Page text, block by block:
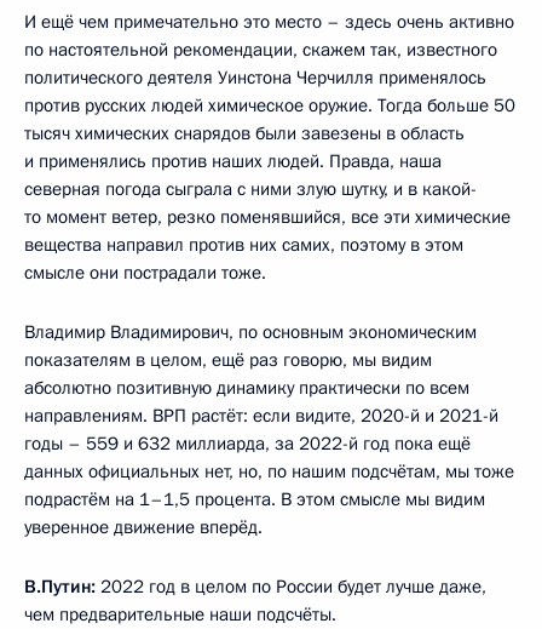
И ещё чем примечательно это место – здесь очень активно
по настоятельной рекомендации, скажем так, известного
политического деятеля Уинстона Черчилля применялось
против русских людей химическое оружие. Тогда больше 50
тысяч химических снарядов были завезены в область
и применялись против наших людей. Правда, наша
северная погода сыграла с ними злую шутку, и в какой-
то момент ветер, резко поменявшийся, все эти химические
вещества направил против них самих, поэтому в этом
смысле они пострадали тоже.
Владимир Владимирович, по основным экономическим
показателям в целом, ещё раз говорю, мы видим
абсолютно позитивную динамику практически по всем
направлениям. ВРП растёт: если видите, 2020-й и 2021-й
годы – 559 и 632 миллиарда, за 2022-й год пока ещё
данных официальных нет, но, по нашим подсчётам, мы тоже
подрастём на 1–1,5 процента. В этом смысле мы видим
уверенное движение вперёд.
В.Путин: 2022 год в целом по России будет лучше даже,
чем предварительные наши подсчёты.